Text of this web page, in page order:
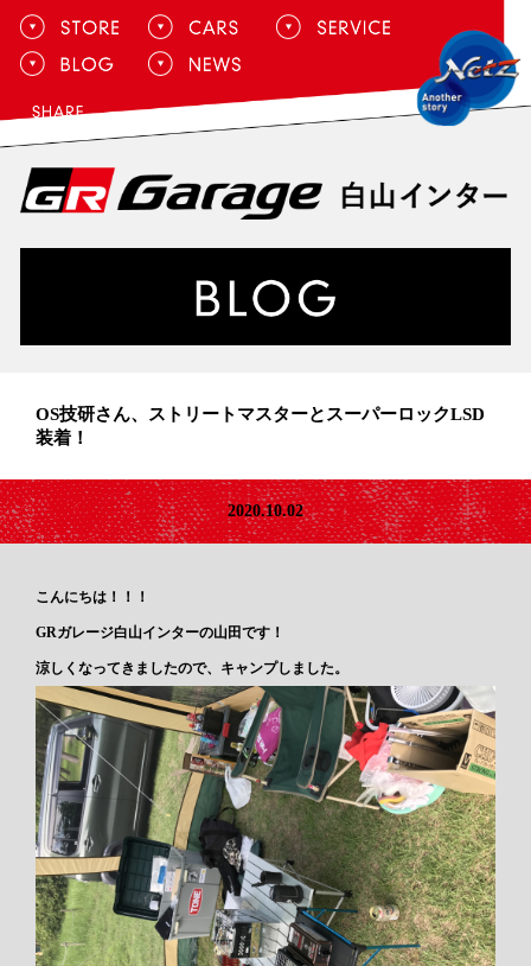
OS技研さん、ストリートマスターとスーパーロックLSD
装着！
2020.10.02
こんにちは！！！
GRガレージ白山インターの山田です！
涼しくなってきましたので、キャンプしました。